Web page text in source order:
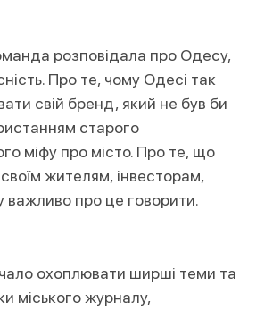
розповідала про Одесу,
Про те, чому Одесі так
свій бренд, який не був би
старого
міфу про місто. Про те, що
жителям, інвесторам,
важливо про це говорити.
охоплювати ширші теми та
міського журналу,